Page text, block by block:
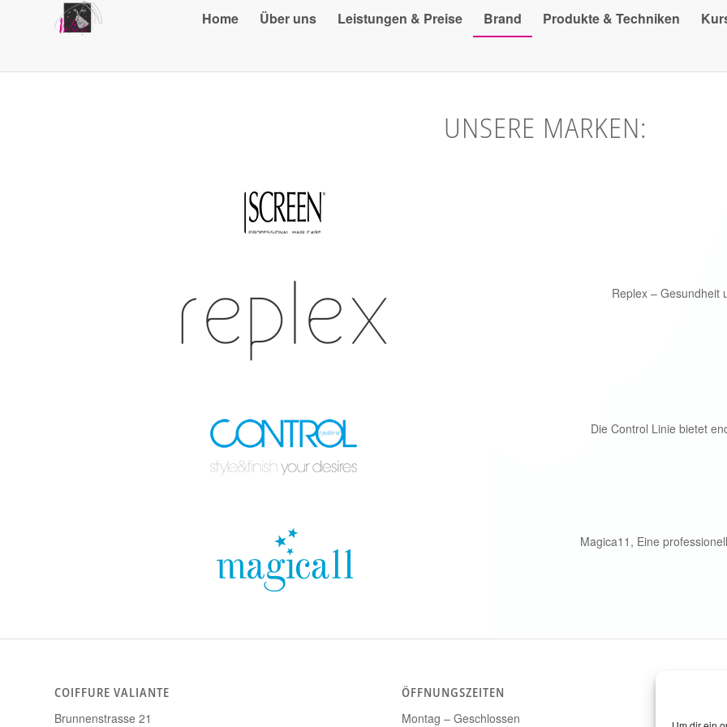
Home Über uns Leistungen & Preise Brand Produkte & Techniken
UNSERE MARKEN:
Replex – Gesundheit
Die Control Linie bietet
Magica11, Eine
COIFFURE VALIANTE
Brunnenstrasse 21
ÖFFNUNGSZEITEN
Montag – Geschlossen